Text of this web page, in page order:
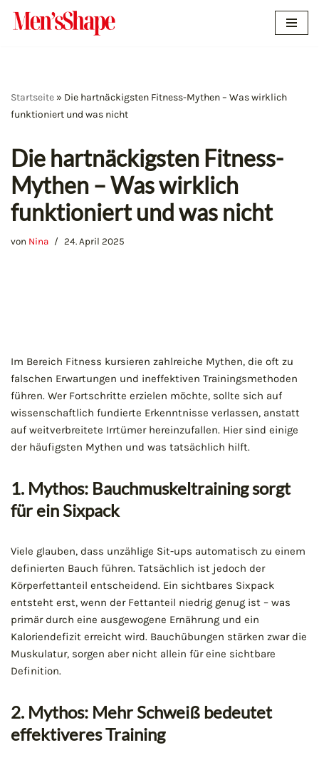
Startseite » Die hartnäckigsten Fitness-Mythen – Was wirklich
funktioniert und was nicht
Die hartnäckigsten Fitness-
Mythen – Was wirklich
funktioniert und was nicht
von Nina 24. April 2025
Im Bereich Fitness kursieren zahlreiche Mythen, die oft zu
falschen Erwartungen und ineffektiven Trainingsmethoden
führen. Wer Fortschritte erzielen möchte, sollte sich auf
wissenschaftlich fundierte Erkenntnisse verlassen, anstatt
auf weitverbreitete Irrtümer hereinzufallen. Hier sind einige
der häufigsten Mythen und was tatsächlich hilft.
1. Mythos: Bauchmuskeltraining sorgt
für ein Sixpack
Viele glauben, dass unzählige Sit-ups automatisch zu einem
definierten Bauch führen. Tatsächlich ist jedoch der
Körperfettanteil entscheidend. Ein sichtbares Sixpack
entsteht erst, wenn der Fettanteil niedrig genug ist – was
primär durch eine ausgewogene Ernährung und ein
Kaloriendefizit erreicht wird. Bauchübungen stärken zwar die
Muskulatur, sorgen aber nicht allein für eine sichtbare
Definition.
2. Mythos: Mehr Schweiß bedeutet
effektiveres Training